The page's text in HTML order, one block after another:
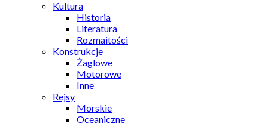
Kultura
Historia
Literatura
Rozmaitości
Konstrukcje
Żaglowe
Motorowe
Inne
Rejsy
Morskie
Oceaniczne